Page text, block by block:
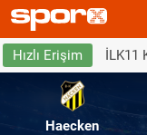
Hızlı Erişim İLK11
Haecken